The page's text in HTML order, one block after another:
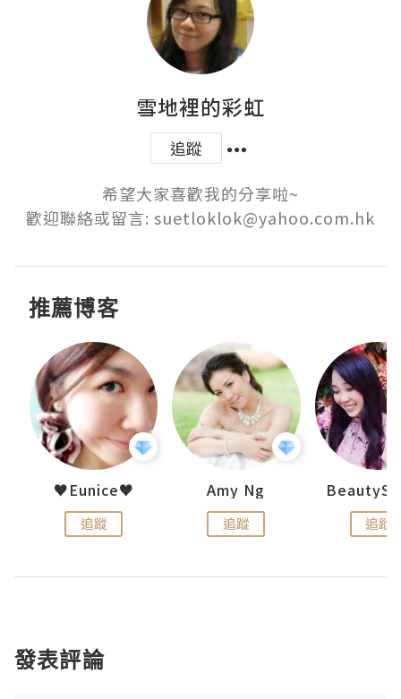
雪地裡的彩虹
追蹤
希望大家喜歡我的分享啦~
歡迎聯絡或留言: suetloklok@yahoo.com.hk
推薦博客
♥Eunice♥
追蹤
Amy Ng
追蹤 追蹤
發表評論